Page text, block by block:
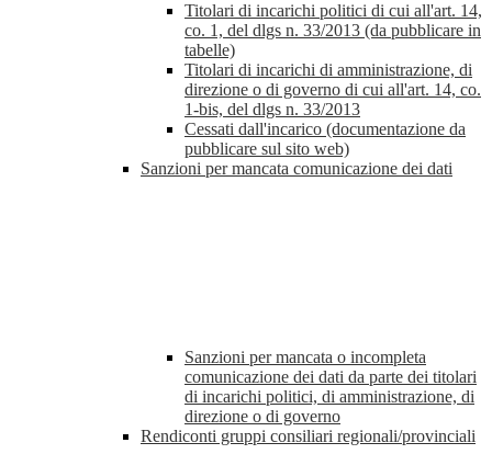
Titolari di incarichi politici di cui all'art. 14,
co. 1, del dlgs n. 33/2013 (da pubblicare in
tabelle)
Titolari di incarichi di amministrazione, di
direzione o di governo di cui all'art. 14, co.
1-bis, del dlgs n. 33/2013
Cessati dall'incarico (documentazione da
pubblicare sul sito web)
Sanzioni per mancata comunicazione dei dati
Sanzioni per mancata o incompleta
comunicazione dei dati da parte dei titolari
di incarichi politici, di amministrazione, di
direzione o di governo
Rendiconti gruppi consiliari regionali/provinciali